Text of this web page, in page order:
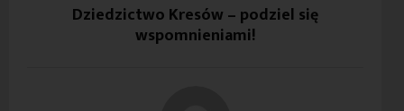
Dziedzictwo Kresów – podziel się
wspomnieniami!